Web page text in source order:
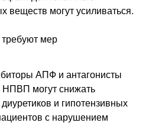
веществ могут усиливаться.
мер
АПФ и антагонисты
НПВП могут снижать
и гипотензивных
с нарушением